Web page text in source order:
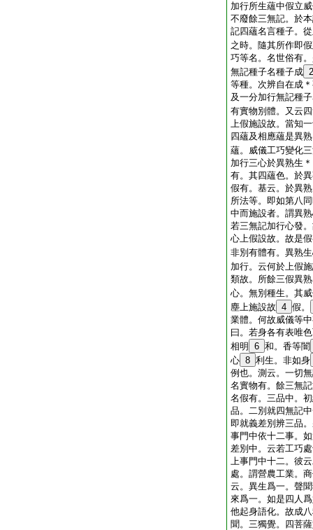
加行所生蘊中假立
不廢餘三無記。於
記四蘊名言種子。
之時。隨其所作即
巧等名。名世俗有
無記種子名種子成
等種。次辨自在成
及一分加行無記種
有實物別體。又云
上假施設故。當知
四蘊及相應蘊是異
蘊。威儀工巧變化
加行三心於異熟生
有。其四蘊色。於
假有。基云。於異
所法等。即如第八
中而施設者。謂異
若三無記加行心發
心上假設故。故是
非別有體有。異熟
加行。云何於上假
類故。所餘三假異
心。無別種生。其
塵上施設故 4 假。
業體。何故威儀等
曰。若身各有表唯
相明
6 和。香等闇
心 8 利生。非如身
例也。測云。一切
名實物有。餘三無
名假有。三品中。
品。二別就四無記
即就義差別辨三品
事門中依十二事。
差別中。云若工巧
上事門中十二。彼
處。謂營農工業。
云。異生爲一。聲
來爲一。如是四人
他起身語化。故成
聞。三獨覺。四菩